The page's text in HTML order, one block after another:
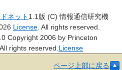
ネット 1.1版 (C) 情報通信研究機
License . All rights reserved.
Copyright 2006 by Princeton
rights reserved. License
ページ上部に戻る